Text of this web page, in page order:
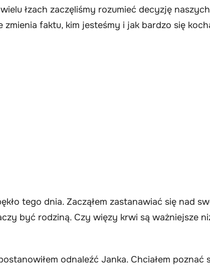
łzach zaczęliśmy rozumieć decyzję
zmienia faktu, kim jesteśmy i jak bardzo się
tego dnia. Zacząłem zastanawiać się nad
być rodziną. Czy więzy krwi są ważniejsze
odnaleźć Janka. Chciałem poznać